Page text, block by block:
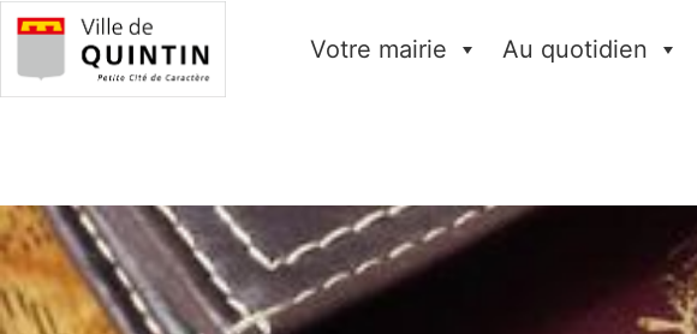
Votre mairie Au quotidien